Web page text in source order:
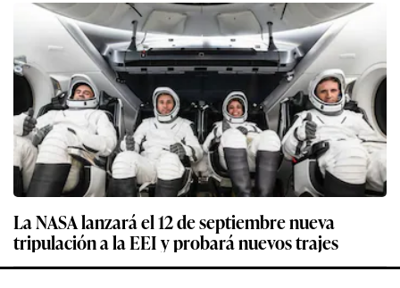
La NASA lanzará el 12 de septiembre nueva
tripulación a la EEI y probará nuevos trajes